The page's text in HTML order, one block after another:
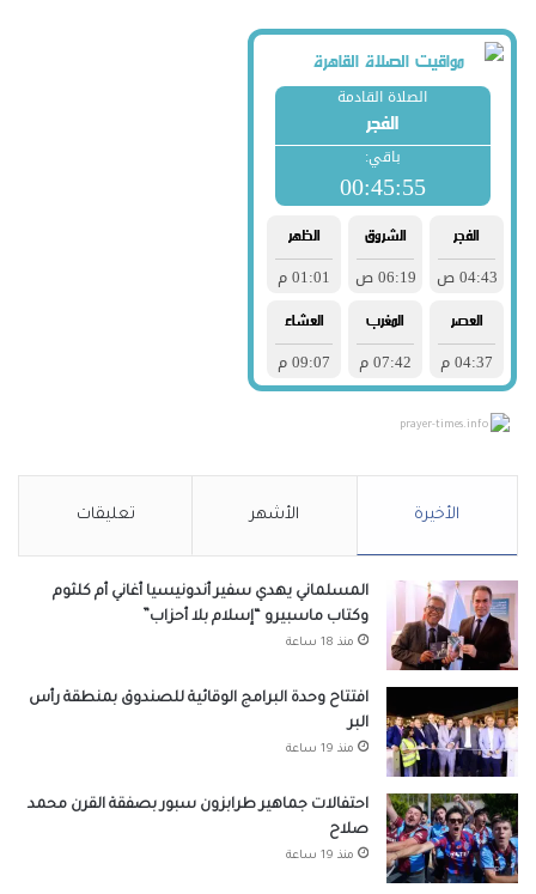
prayer-times.info
الأخيرة الأشهر تعليقات
المسلماني يهدي سفير أندونيسيا أغاني أم كلثوم
وكتاب ماسبيرو “إسلام بلا أحزاب”
منذ 18 ساعة
افتتاح وحدة البرامج الوقائية للصندوق بمنطقة رأس
البر
منذ 19 ساعة
احتفالات جماهير طرابزون سبور بصفقة القرن محمد
صلاح
منذ 19 ساعة